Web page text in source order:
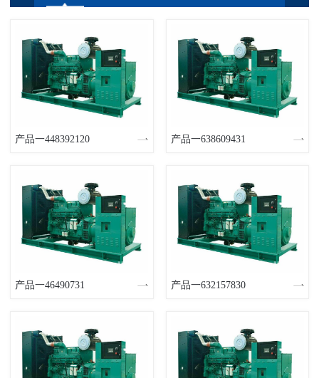
产品一448392120 产品一638609431
产品一46490731 产品一632157830